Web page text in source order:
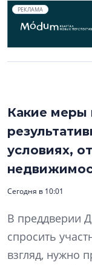
РЕКЛАМА
Какие
условиях,
Сегодня в 10:01
В преддверии
спросить
взгляд, нужно